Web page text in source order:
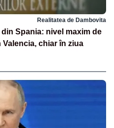
Realitatea de Dambovita
Spania: nivel maxim de
chiar în ziua